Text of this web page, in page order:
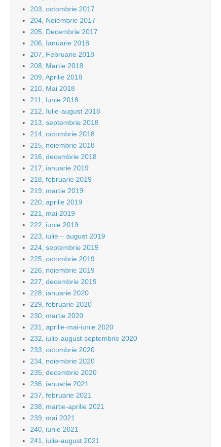
203, octombrie 2017
204, Noiembrie 2017
205, Decembrie 2017
206, Ianuarie 2018
207, Februarie 2018
208, Martie 2018
209, Aprilie 2018
210, Mai 2018
211, Iunie 2018
212, Iulie-august 2018
213, septembrie 2018
214, octombrie 2018
215, noiembrie 2018
216, decembrie 2018
217, ianuarie 2019
218, februarie 2019
219, martie 2019
220, aprilie 2019
221, mai 2019
222, iunie 2019
223, iulie – august 2019
224, septembrie 2019
225, octombrie 2019
226, noiembrie 2019
227, decembrie 2019
228, ianuarie 2020
229, februarie 2020
230, martie 2020
231, aprilie-mai-iunie 2020
232, iulie-august-septembrie 2020
233, octombrie 2020
234, noiembrie 2020
235, decembrie 2020
236, ianuarie 2021
237, februarie 2021
238, martie-aprilie 2021
239, mai 2021
240, iunie 2021
241, iulie-august 2021